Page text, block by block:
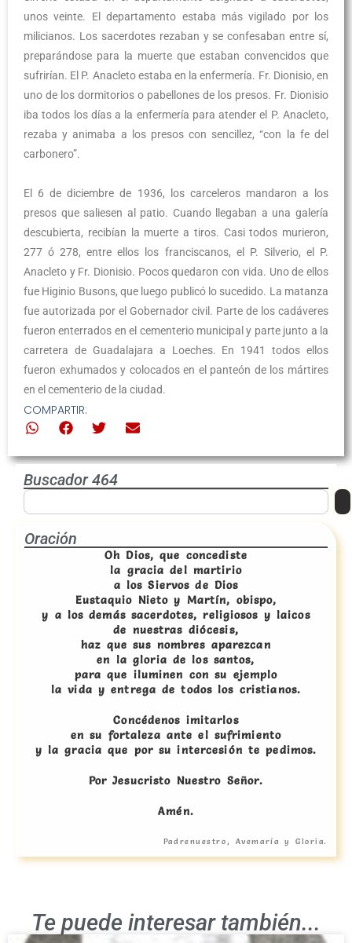
unos veinte. El departamento estaba más vigilado por los
milicianos. Los sacerdotes rezaban y se confesaban entre sí,
preparándose para la muerte que estaban convencidos que
sufrirían. El P. Anacleto estaba en la enfermería. Fr. Dionisio, en
uno de los dormitorios o pabellones de los presos. Fr. Dionisio
iba todos los días a la enfermería para atender el P. Anacleto,
rezaba y animaba a los presos con sencillez, “con la fe del
carbonero”.
El 6 de diciembre de 1936, los carceleros mandaron a los
presos que saliesen al patio. Cuando llegaban a una galería
descubierta, recibían la muerte a tiros. Casi todos murieron,
277 ó 278, entre ellos los franciscanos, el P. Silverio, el P.
Anacleto y Fr. Dionisio. Pocos quedaron con vida. Uno de ellos
fue Higinio Busons, que luego publicó lo sucedido. La matanza
fue autorizada por el Gobernador civil. Parte de los cadáveres
fueron enterrados en el cementerio municipal y parte junto a la
carretera de Guadalajara a Loeches. En 1941 todos ellos
fueron exhumados y colocados en el panteón de los mártires
en el cementerio de la ciudad.
COMPARTIR:
Buscador 464
Oración
Oh Dios, que concediste
la gracia del martirio
a los Siervos de Dios
Eustaquio Nieto y Martín, obispo,
y a los demás sacerdotes, religiosos y laicos
de nuestras diócesis,
haz que sus nombres aparezcan
en la gloria de los santos,
para que iluminen con su ejemplo
la vida y entrega de todos los cristianos.
Concédenos imitarlos
en su fortaleza ante el sufrimiento
y la gracia que por su intercesión te pedimos.
Por Jesucristo Nuestro Señor.
Amén.
Padrenuestro, Avemaría y Gloria.
Te puede interesar también...